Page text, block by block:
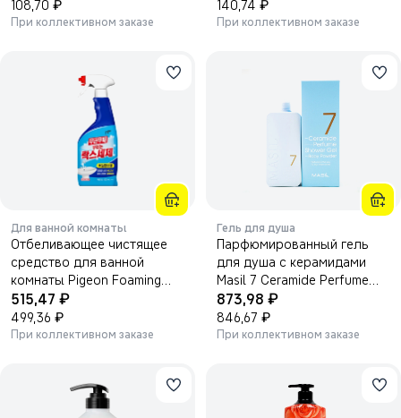
108,70 ₽
При коллективном заказе
140,74 ₽
При коллективном заказе
Для ванной комнаты
Отбеливающее чистящее
средство для ванной
комнаты Pigeon Foaming
Bathroom Cleaner With
Bleach 900 мл
515,47 ₽
499,36 ₽
При коллективном заказе
Гель для душа
Парфюмированный гель
для душа с керамидами
Masil 7 Ceramide Perfume
аромат BABY POWDER
500мл.
873,98 ₽
846,67 ₽
При коллективном заказе